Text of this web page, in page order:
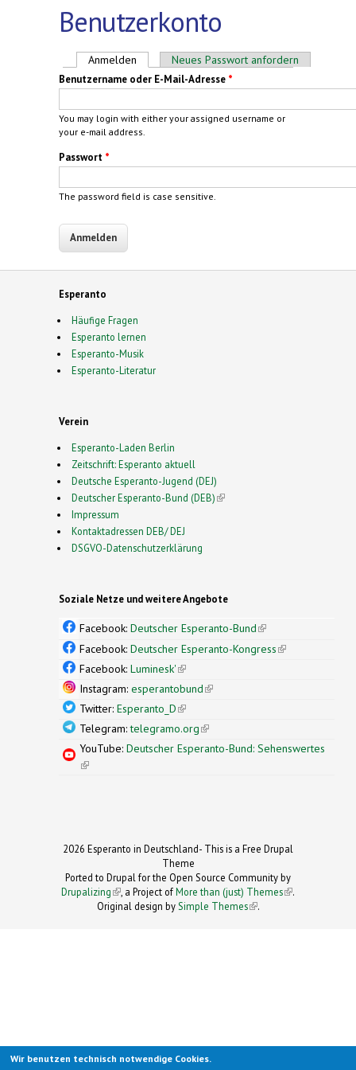
Benutzerkonto
Haupt-Reiter
Anmelden (aktiver Reiter)
Neues Passwort anfordern
Benutzername oder E-Mail-Adresse *
You may login with either your assigned username or
your e-mail address.
Passwort *
The password field is case sensitive.
Esperanto
Häufige Fragen
Esperanto lernen
Esperanto-Musik
Esperanto-Literatur
Verein
Esperanto-Laden Berlin
Zeitschrift: Esperanto aktuell
Deutsche Esperanto-Jugend (DEJ)
Deutscher Esperanto-Bund (DEB)(link is external)
Impressum
Kontaktadressen DEB/ DEJ
DSGVO-Datenschutzerklärung
Soziale Netze und weitere Angebote
Facebook: Deutscher Esperanto-Bund(link is
external)
Facebook: Deutscher Esperanto-Kongress(link is
Facebook: Luminesk'(link is external)
Instagram: esperantobund(link is external)
Twitter: Esperanto_D(link is external)
Telegram:telegramo.org(link is external)
YouTube: Deutscher Esperanto-Bund: Sehenswertes
(link is external)
2026 Esperanto in Deutschland- This is a Free Drupal
Theme
Ported to Drupal for the Open Source Community by
Drupalizing(link is external)
, a Project ofMore than (just) Themes (link is
.
Original design by Simple Themes
(link is
.
Wir benutzen technisch notwendige Cookies.